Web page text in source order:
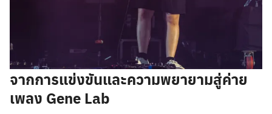
จากการแข่งขันและความพยายามสู่ค่าย
เพลง Gene Lab